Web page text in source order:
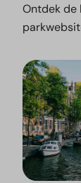
Ontdek de